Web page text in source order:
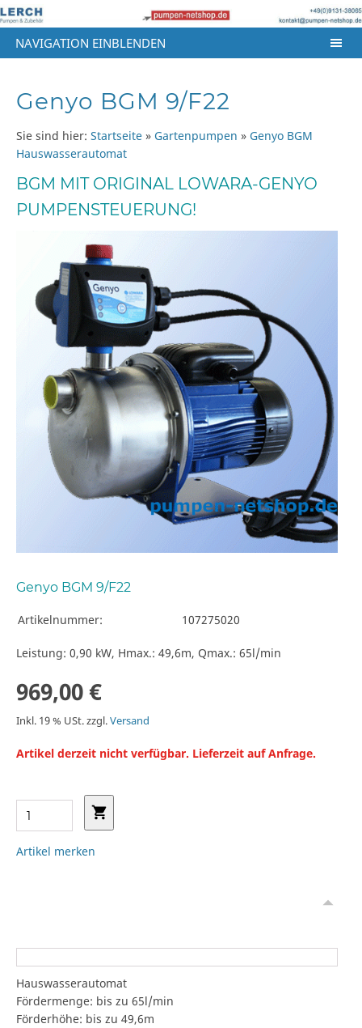
NAVIGATION EINBLENDEN
Genyo BGM 9/F22
Sie sind hier: Startseite » Gartenpumpen » Genyo BGM
Hauswasserautomat
BGM MIT ORIGINAL LOWARA-GENYO
PUMPENSTEUERUNG!
Genyo BGM 9/F22
Artikelnummer: 107275020
Leistung: 0,90 kW, Hmax.: 49,6m, Qmax.: 65l/min
969,00 €
Inkl. 19 % USt. zzgl.Versand
Artikel derzeit nicht verfügbar. Lieferzeit auf Anfrage.
Artikel merken
Hauswasserautomat
Fördermenge: bis zu 65l/min
Förderhöhe: bis zu 49,6m